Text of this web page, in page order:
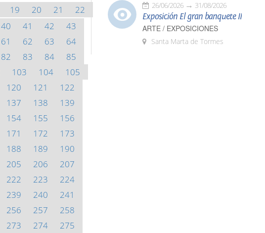
19 20 21
22
40 41 42
43
61 62 63
64
82 83 84
85
103 104
105
120 121
122
137 138
139
154 155
156
171 172
173
188 189
190
205 206
207
222 223
224
239 240
241
256 257
258
273 274 275
26/06/2026 31/08/2026
Exposición El gran banquete II
ARTE / EXPOSICIONES
Santa Marta de Tormes